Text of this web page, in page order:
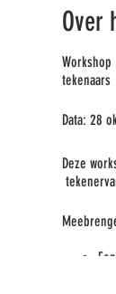
Over
tekenaars
Data: 28
Deze